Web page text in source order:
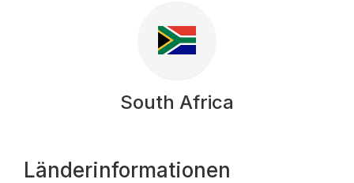
South Africa
Länderinformationen